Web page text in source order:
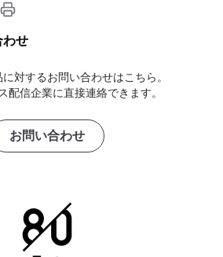
わせ
対するお問い合わせはこちら。
配信企業に直接連絡できます。
お問い合わせ